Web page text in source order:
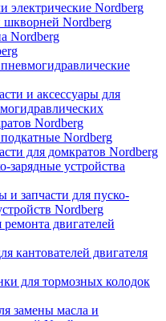
электрические Nordberg
Nordberg
Nordberg
и аксессуары для
Nordberg
Nordberg
для домкратов Nordberg
зарядные устройства
и запчасти для пуско-
Nordberg
двигателей
кантователей двигателя
для тормозных колодок
замены масла и